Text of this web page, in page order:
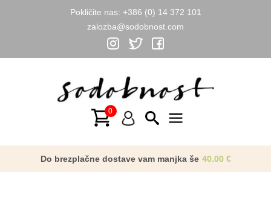
Pokličite nas: +386 (0) 14 372 101
zalozba@sodobnost.com
Menu
Do brezplačne dostave vam manjka še 40.00 €